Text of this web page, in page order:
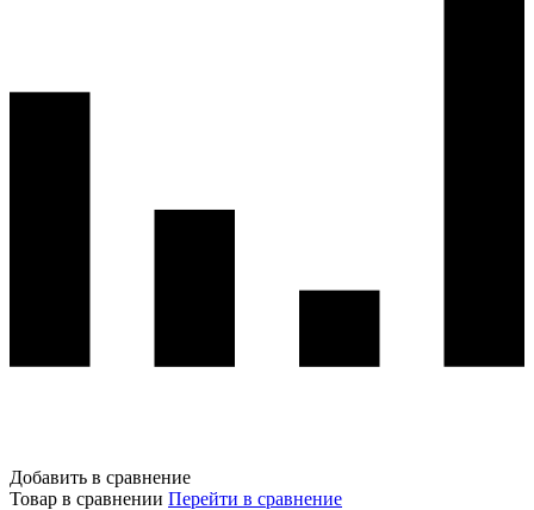
Добавить в сравнение
Товар в сравнении Перейти в сравнение